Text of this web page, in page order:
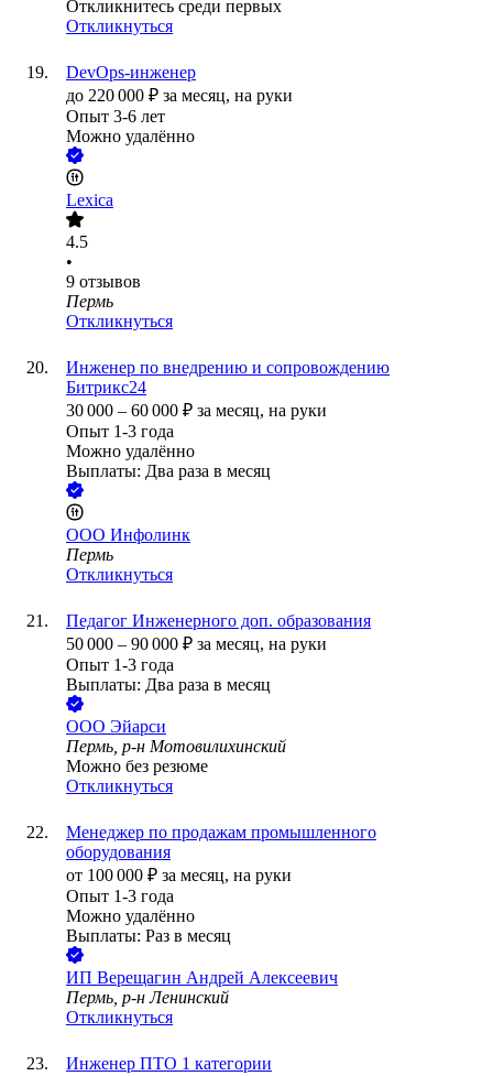
Откликнитесь среди первых
Откликнуться
DevOps-инженер
до 220 000 ₽ за месяц, на руки
Опыт 3-6 лет
Можно удалённо
Lexica
4.5
•
9 отзывов
Пермь
Откликнуться
Инженер по внедрению и сопровождению
Битрикс24
30 000 – 60 000 ₽ за месяц, на руки
Опыт 1-3 года
Можно удалённо
Выплаты: Два раза в месяц
ООО Инфолинк
Пермь
Откликнуться
Педагог Инженерного доп. образования
50 000 – 90 000 ₽ за месяц, на руки
Опыт 1-3 года
Выплаты: Два раза в месяц
ООО Эйарси
Пермь, р-н Мотовилихинский
Можно без резюме
Откликнуться
Менеджер по продажам промышленного
оборудования
от 100 000 ₽ за месяц, на руки
Опыт 1-3 года
Можно удалённо
Выплаты: Раз в месяц
ИП Верещагин Андрей Алексеевич
Пермь, р-н Ленинский
Откликнуться
Инженер ПТО 1 категории